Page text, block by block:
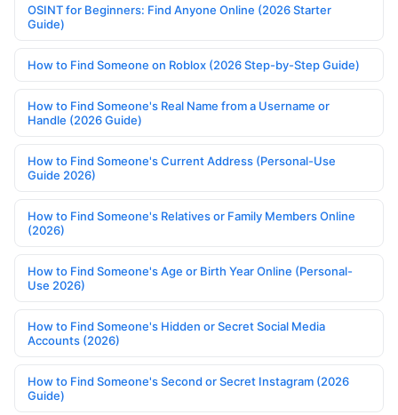
OSINT for Beginners: Find Anyone Online (2026 Starter
Guide)
How to Find Someone on Roblox (2026 Step-by-Step Guide)
How to Find Someone's Real Name from a Username or
Handle (2026 Guide)
How to Find Someone's Current Address (Personal-Use
Guide 2026)
How to Find Someone's Relatives or Family Members Online
(2026)
How to Find Someone's Age or Birth Year Online (Personal-
Use 2026)
How to Find Someone's Hidden or Secret Social Media
Accounts (2026)
How to Find Someone's Second or Secret Instagram (2026
Guide)